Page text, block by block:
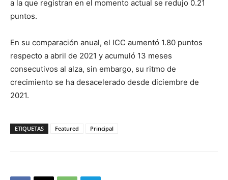
a la que registran en el momento actual se redujo 0.21
puntos.
En su comparación anual, el ICC aumentó 1.80 puntos
respecto a abril de 2021 y acumuló 13 meses
consecutivos al alza, sin embargo, su ritmo de
crecimiento se ha desacelerado desde diciembre de
2021.
ETIQUETAS Featured Principal